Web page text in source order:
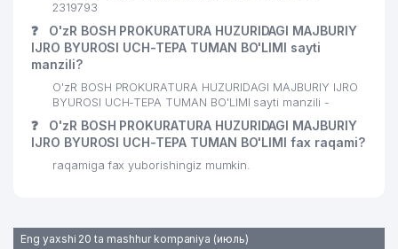
2319793
❓
O'zR BOSH PROKURATURA HUZURIDAGI MAJBURIY
IJRO BYUROSI UCH-TEPA TUMAN BO'LIMI sayti
manzili?
O'zR BOSH PROKURATURA HUZURIDAGI MAJBURIY IJRO
BYUROSI UCH-TEPA TUMAN BO'LIMI sayti manzili -
❓
O'zR BOSH PROKURATURA HUZURIDAGI MAJBURIY
IJRO BYUROSI UCH-TEPA TUMAN BO'LIMI fax raqami?
raqamiga fax yuborishingiz mumkin.
Eng yaxshi 20 ta mashhur kompaniya (июль)